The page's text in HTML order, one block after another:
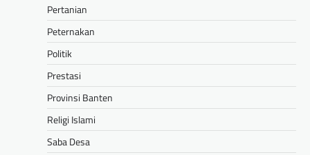
Pertanian
Peternakan
Politik
Prestasi
Provinsi Banten
Religi Islami
Saba Desa